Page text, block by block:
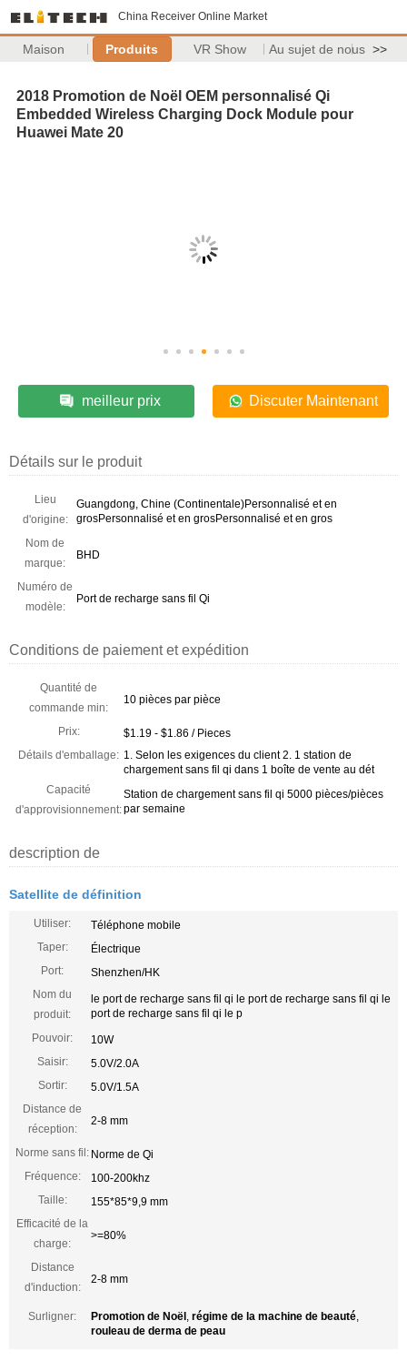
China Receiver Online Market
Maison Produits VR Show Au sujet de nous >>
2018 Promotion de Noël OEM personnalisé Qi
Embedded Wireless Charging Dock Module pour
Huawei Mate 20
meilleur prix Discuter Maintenant
Détails sur le produit
Lieu
d'origine:
Guangdong, Chine (Continentale)Personnalisé et en
grosPersonnalisé et en grosPersonnalisé et en gros
Nom de
marque:
BHD
Numéro de
modèle:
Port de recharge sans fil Qi
Conditions de paiement et expédition
Quantité de
commande min:
10 pièces par pièce
Prix:
$1.19 - $1.86 / Pieces
Détails d'emballage: 1. Selon les exigences du client 2. 1 station de
chargement sans fil qi dans 1 boîte de vente au dét
Capacité
d'approvisionnement:
Station de chargement sans fil qi 5000 pièces/pièces
par semaine
description de
Satellite de définition
Utiliser:
Téléphone mobile
Taper:
Électrique
Port:
Shenzhen/HK
Nom du
produit:
le port de recharge sans fil qi le port de recharge sans fil qi le
port de recharge sans fil qi le p
Pouvoir:
10W
Saisir:
5.0V/2.0A
Sortir:
5.0V/1.5A
Distance de
réception:
2-8 mm
Norme sans fil: Norme de Qi
Fréquence:
100-200khz
Taille:
155*85*9,9 mm
Efficacité de la
charge:
>=80%
Distance
d'induction:
2-8 mm
Surligner: Promotion de Noël, régime de la machine de beauté,
rouleau de derma de peau